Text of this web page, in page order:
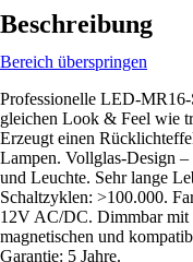
Beschreibung
Bereich überspringen
Professionelle LED-
gleichen Look & Feel wie
Erzeugt einen
Lampen. Vollglas-Design
und Leuchte. Sehr lange
Schaltzyklen: >100.000.
12V AC/DC. Dimmbar mit
magnetischen und
Garantie: 5 Jahre.